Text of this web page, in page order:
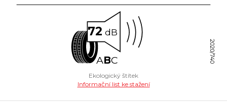
72 dB
ABC 2020/740
Ekologický štítek
Informační list ke stažení